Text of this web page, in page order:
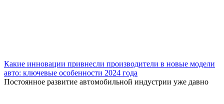
Какие инновации привнесли производители в новые модели
авто: ключевые особенности 2024 года
Постоянное развитие автомобильной индустрии уже давно